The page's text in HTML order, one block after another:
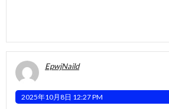
EpwjNaild
2025年10月8日 12:27 PM